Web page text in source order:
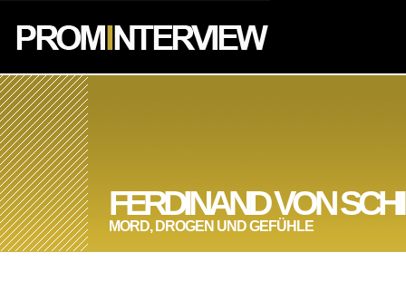
FERDINAND VON
MORD, DROGEN UND GEFÜHLE